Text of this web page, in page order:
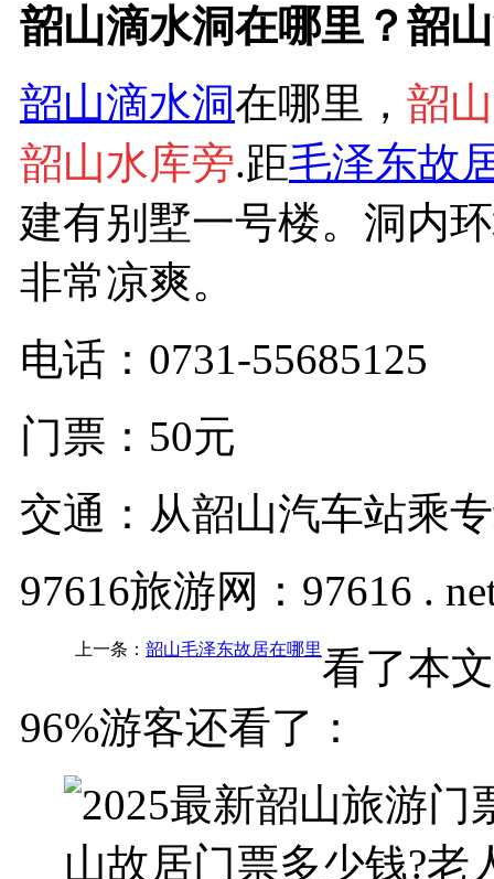
韶山滴水洞在哪里？韶
韶山滴水洞在哪里， 韶
韶山水库旁.距毛泽东故
建有别墅一号楼。洞内
非常凉爽。
电话：0731-55685125
门票：50元
交通：从韶山汽车站乘
97616旅游网：97616 .
上一条： 韶山毛泽东故居在哪里看了本
96%游客还看了：